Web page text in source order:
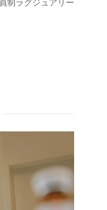
制ラグジュアリー